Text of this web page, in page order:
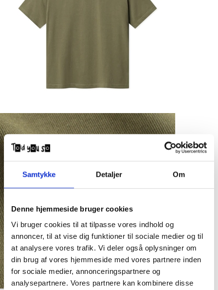
Samtykke Detaljer Om
Denne hjemmeside bruger cookies
Vi bruger cookies til at tilpasse vores indhold og
annoncer, til at vise dig funktioner til sociale medier og til
at analysere vores trafik. Vi deler også oplysninger om
din brug af vores hjemmeside med vores partnere inden
for sociale medier, annonceringspartnere og
analysepartnere. Vores partnere kan kombinere disse